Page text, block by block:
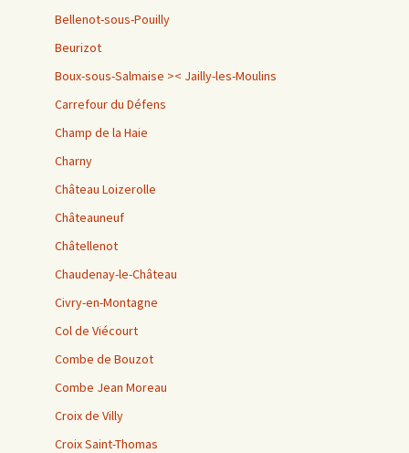
Bellenot-sous-Pouilly
Beurizot
Boux-sous-Salmaise >< Jailly-les-Moulins
Carrefour du Défens
Champ de la Haie
Charny
Château Loizerolle
Châteauneuf
Châtellenot
Chaudenay-le-Château
Civry-en-Montagne
Col de Viécourt
Combe de Bouzot
Combe Jean Moreau
Croix de Villy
Croix Saint-Thomas